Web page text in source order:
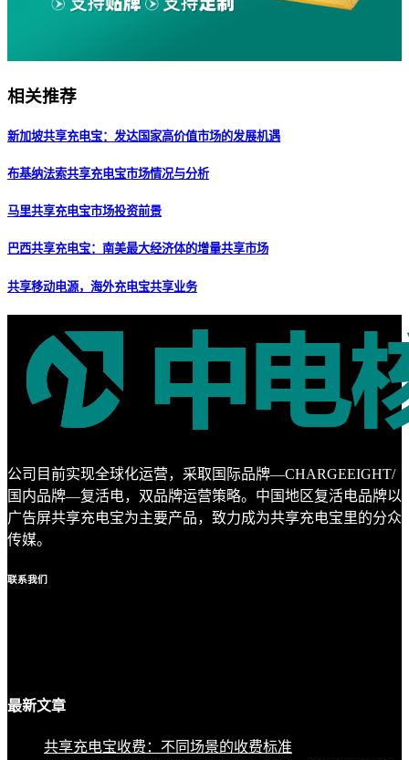
相关推荐
新加坡共享充电宝：发达国家高价值市场的发展机遇
布基纳法索共享充电宝市场情况与分析
马里共享充电宝市场投资前景
巴西共享充电宝：南美最大经济体的增量共享市场
共享移动电源，海外充电宝共享业务
公司目前实现全球化运营，采取国际品牌—CHARGEEIGHT/
国内品牌—复活电，双品牌运营策略。中国地区复活电品牌以
广告屏共享充电宝为主要产品，致力成为共享充电宝里的分众
传媒。
联系我们
最新文章
共享充电宝收费：不同场景的收费标准